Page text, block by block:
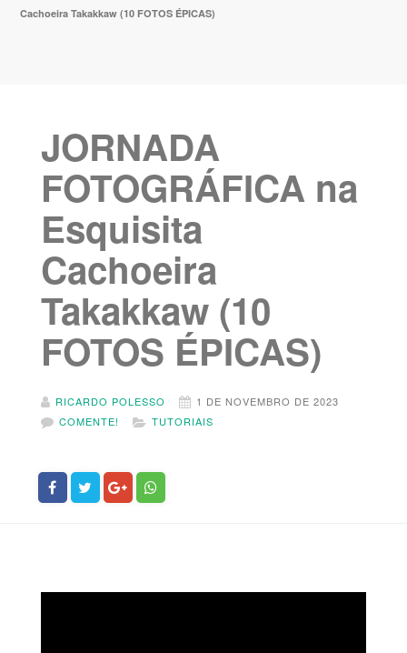
Cachoeira Takakkaw (10 FOTOS ÉPICAS)
JORNADA
FOTOGRÁFICA na
Esquisita
Cachoeira
Takakkaw (10
FOTOS ÉPICAS)
RICARDO POLESSO
1 DE NOVEMBRO DE 2023
COMENTE!
TUTORIAIS